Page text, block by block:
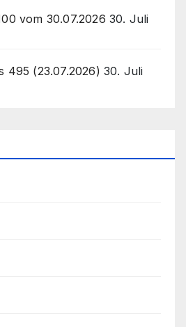
vom 30.07.2026 30. Juli
495 (23.07.2026) 30. Juli